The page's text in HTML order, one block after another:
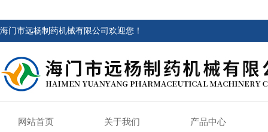
海门市远杨制药机械有限公司欢迎您！
网站首页 关于我们 产品中心